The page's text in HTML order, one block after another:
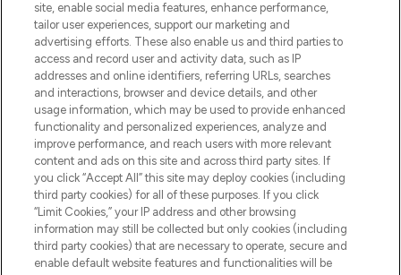
Lieferung ab einem Einkaufswert von 30€.
Cookie-Einwilligung
Do Not Sell or Share My Personal
Information
HILFE & INFORMATION
IMPRESSUM
ÜBER LOOKFANTASTIC
site, enable social media features, enhance performance,
tailor user experiences, support our marketing and
advertising efforts. These also enable us and third parties to
access and record user and activity data, such as IP
addresses and online identifiers, referring URLs, searches
and interactions, browser and device details, and other
usage information, which may be used to provide enhanced
functionality and personalized experiences, analyze and
improve performance, and reach users with more relevant
content and ads on this site and across third party sites. If
you click “Accept All” this site may deploy cookies (including
third party cookies) for all of these purposes. If you click
“Limit Cookies,” your IP address and other browsing
information may still be collected but only cookies (including
third party cookies) that are necessary to operate, secure and
enable default website features and functionalities will be